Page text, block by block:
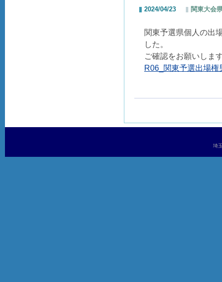
2024/04/23 関東大会
関東予選県個人の出
した。
ご確認をお願いしま
R06_関東予選出場権
埼